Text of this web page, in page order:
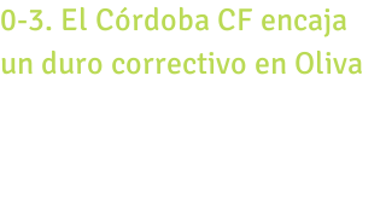
0-3. El Córdoba CF encaja
un duro correctivo en Oliva